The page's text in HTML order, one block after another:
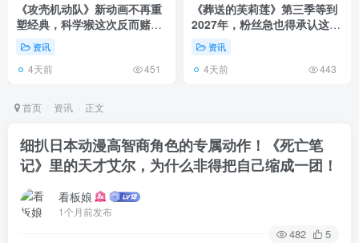
《攻壳机动队》新动画不再重
塑经典，科学猴这次反而赌对
了！资讯
4天前 451
《葬送的芙莉莲》第三季等到
2027年，粉丝急也得承认这次
慢得有道理！
资讯
4天前 443
首页 资讯 正文
细扒日本动漫高智商角色的专属动作！《死亡笔
记》里的天才艾尔，为什么非得把自己缩成一团！
看板娘
1个月前发布
482 5